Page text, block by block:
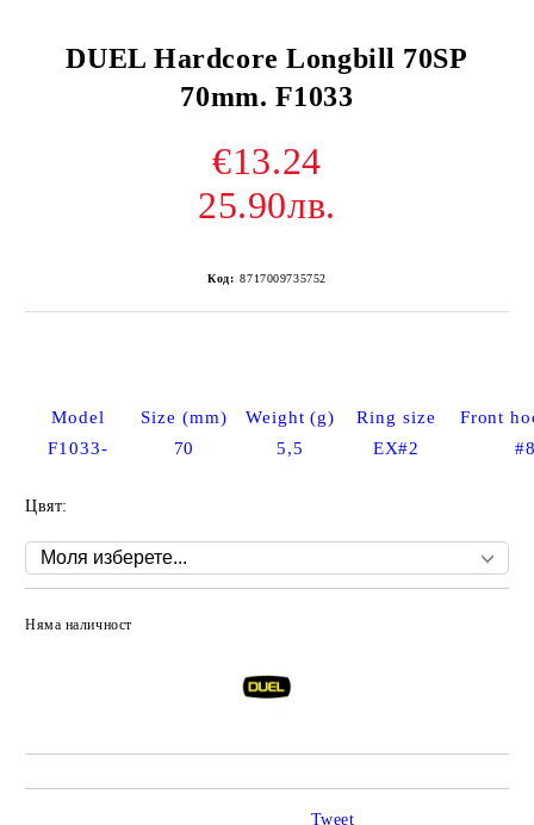
DUEL Hardcore Longbill 70SP
70mm. F1033
€13.24
25.90лв.
Код: 8717009735752
Model Size (mm) Weight (g) Ring size
Front
F1033-
70 5,5 EX#2
Цвят:
Няма наличност
Tweet